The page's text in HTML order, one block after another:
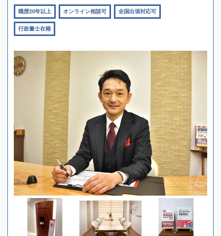
職歴20年以上 オンライン相談可 全国出張対応可
行政書士在籍